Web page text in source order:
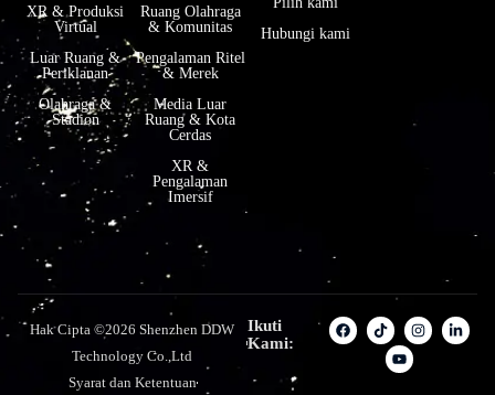
XR & Produksi
Virtual
Luar Ruang &
Periklanan
Olahraga &
Stadion
Ruang Olahraga
& Komunitas
Pengalaman Ritel
& Merek
Media Luar
Ruang & Kota
Cerdas
XR &
Pengalaman
Imersif
Hubungi kami
Hak Cipta ©2026 Shenzhen DDW
Technology Co.,Ltd
Syarat dan Ketentuan
Ikuti
Kami: